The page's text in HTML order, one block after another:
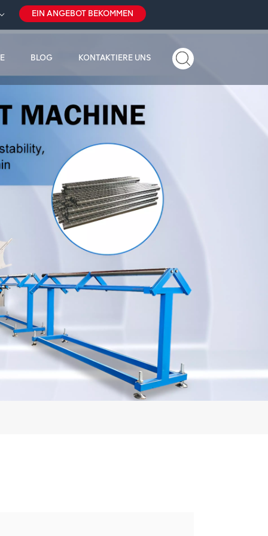
EIN ANGEBOT BEKOMMEN
BLOG KONTAKTIERE UNS